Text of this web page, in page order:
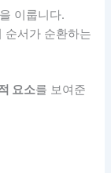
이룹니다.
순서가 순환하는
요소를 보여준